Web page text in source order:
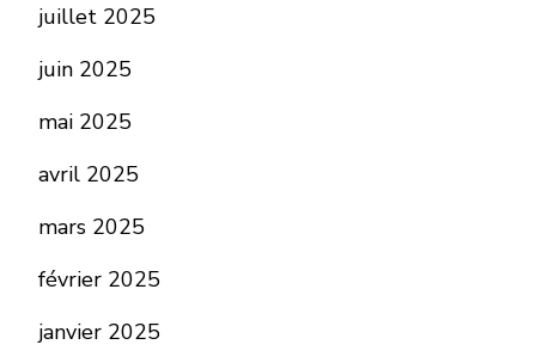
juillet 2025
juin 2025
mai 2025
avril 2025
mars 2025
février 2025
janvier 2025